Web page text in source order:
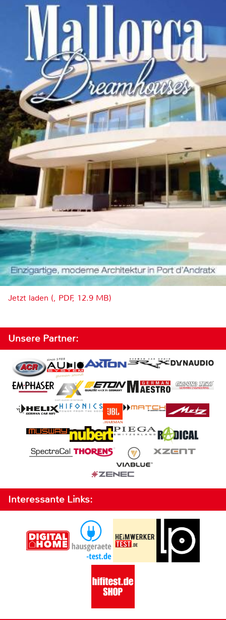
Jetzt laden (, PDF, 12.9 MB)
Unsere Partner:
Interessante Links: